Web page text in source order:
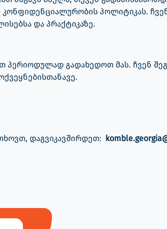
პოლიტიკას.
და პრაქტიკაზე.
პერიოდულად გადახედოთ მას. ჩვენ
დაგვიკავშირდეთ: